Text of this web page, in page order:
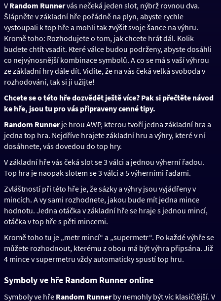
V Random Runnervás nečeká jeden slot, nýbrž rovnou dva.
Šlápněte v základní hře pořádně na plyn, abyste rychle
vystoupali k top hře a mohli tak zvýšit svoje šance na výhru.
Kromě toho: Rozhodujete o tom, jak chcete hrát dál. Kolik
budete chtít vsadit. Které válce budou podrženy, abyste dosáhli
co nejvýnosnější kombinace symbolů. A co se má s vaší výhrou
ze základní hry dále dít. Vidíte, že na vás čeká velká svoboda v
rozhodování, tak si ji užijte!
Chcete se o této hře dozvědět ještě více? Pak si přečtěte návod
ke hře, jsou tu pro vás připraveny cenné tipy.
Random Runnerje hrou AWP, kterou tvoří jedna základní hra a
jedna top hra. Nejdříve hrajete základní hru a výhry, které v ní
dosáhnete, vás dovedou do top hry.
V základní hře vás čeká slot se 3 válci a jednou výherní řadou.
Top hra je naopak slotem se 3 válci a 5 výherními řadami.
Zvláštností při této hře je, že sázky a výhry jsou vyjádřeny v
mincích. A vy sami rozhodnete, jakou bude mít jedna mince
hodnotu. Jedna otáčka v základní hře se hraje s jednou mincí,
otáčka v top hře s pěti mincemi.
Kromě toho tu je „metr mincí“ a „supermetr“. Po každé výhře se
můžete rozhodnout, kterému z obou má být výhra připsána. Již
4 mince v supermetru vždy automaticky spustí top hru.
Symboly ve hře Random Runner online
Symboly ve hře Random Runnerby nemohly být víc klasičtější. V